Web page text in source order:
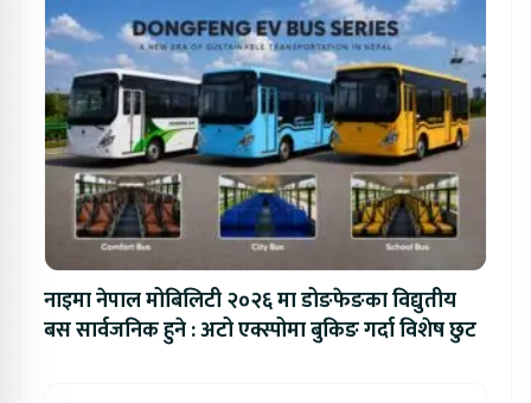
नाइमा नेपाल मोबिलिटी २०२६ मा डोङफेङका विद्युतीय
बस सार्वजनिक हुने : अटो एक्स्पोमा बुकिङ गर्दा विशेष छुट